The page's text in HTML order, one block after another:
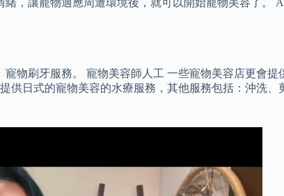
物刷牙服務。 寵物美容師人工 一些寵物美容店更會
日式的寵物美容的水療服務，其他服務包括：沖洗